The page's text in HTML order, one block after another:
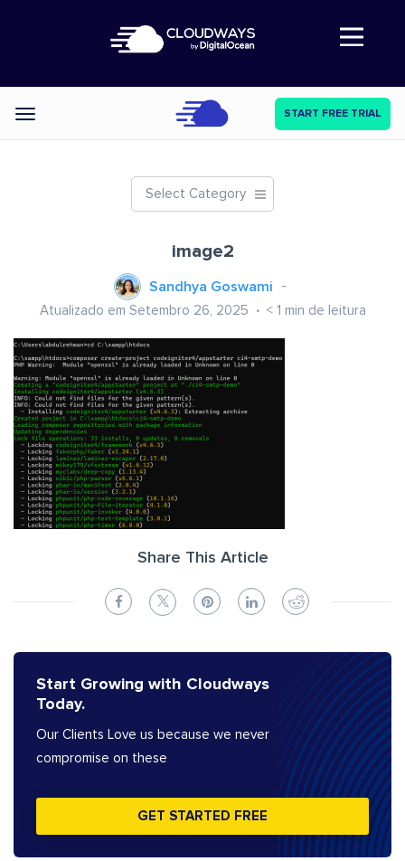
Abre a navegação
Categories START FREE TRIAL
Select Category
image2
Sandhya Goswami
Atualizado em Setembro 26, 2025 < 1 min de leitura
Share This Article
Start Growing with Cloudways
Today.
Our Clients Love us because we never
compromise on these
GET STARTED FREE